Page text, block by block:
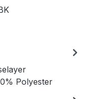
Polyester